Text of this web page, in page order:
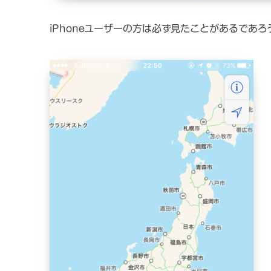
iPhoneユーザーの方は必ず見たことがあるであろ